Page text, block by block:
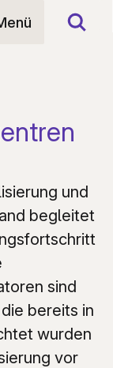
und
begleitet
sind
bereits in
wurden
vor